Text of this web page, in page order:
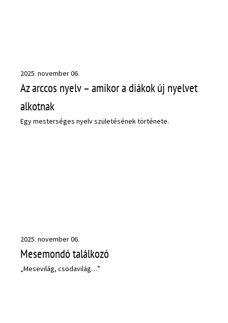
2025. november 06.
Az arccos nyelv – amikor a diákok új nyelvet
alkotnak
Egy mesterséges nyelv születésének története.
2025. november 06.
Mesemondó találkozó
„Mesevilág, csodavilág…”